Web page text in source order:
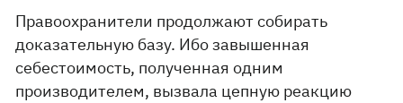
Правоохранители продолжают собирать
доказательную базу. Ибо завышенная
себестоимость, полученная одним
производителем, вызвала цепную реакцию